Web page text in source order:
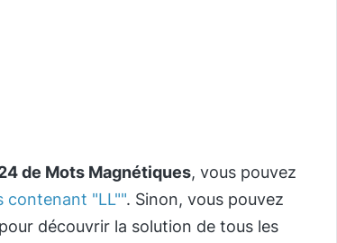
de Mots Magnétiques, vous pouvez
contenant "LL"". Sinon, vous pouvez
pour découvrir la solution de tous les